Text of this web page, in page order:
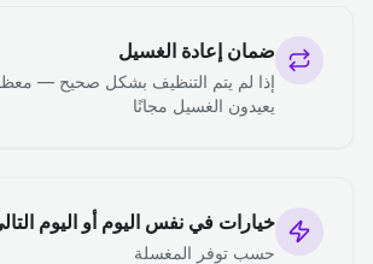
ضمان إعادة الغسيل
إذا لم يتم التنظيف بشكل صحيح —
يعيدون الغسيل مجانًا
خيارات في نفس اليوم أو اليوم
حسب توفر المغسلة